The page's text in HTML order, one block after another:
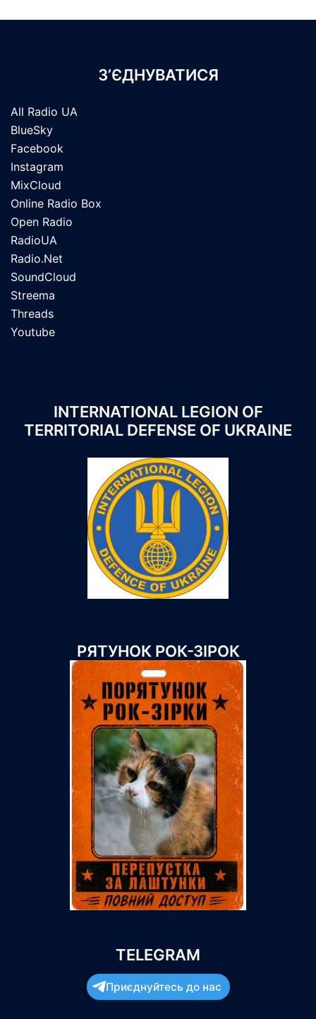
З’ЄДНУВАТИСЯ
All Radio UA
BlueSky
Facebook
Instagram
MixCloud
Online Radio Box
Open Radio
RadioUA
Radio.Net
SoundCloud
Streema
Threads
Youtube
INTERNATIONAL LEGION OF
TERRITORIAL DEFENSE OF UKRAINE
РЯТУНОК РОК-ЗІРОК
TELEGRAM
Приєднуйтесь до нас